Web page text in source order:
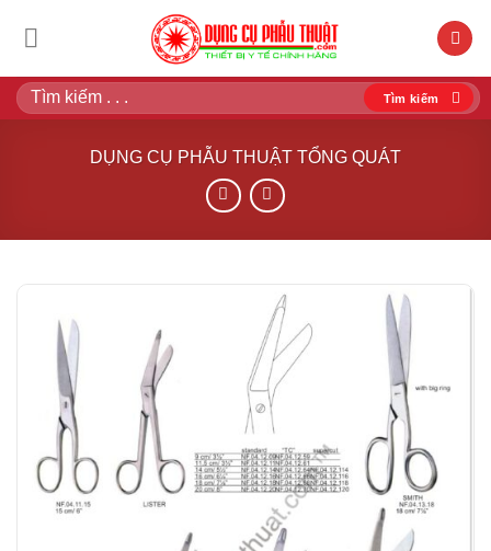
dung
Tìm
kiếm:
DỤNG CỤ PHẪU THUẬT TỔNG QUÁT